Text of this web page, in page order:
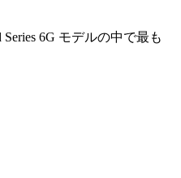
6G モデルの中で最も